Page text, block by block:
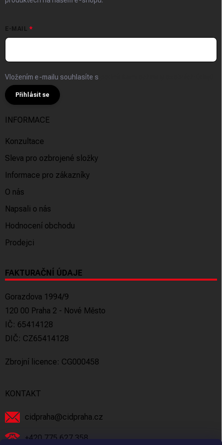
E-MAIL
Vložením e-mailu souhlasíte s
Přihlásit se
INFORMACE
Konzultace
Sleva pro ozbrojené složky
Informace pro zákazníky
O nás
Napsali o nás
Hodnocení obchodu
Prodejci
FAKTURAČNÍ ÚDAJE
Gorazdova 1994/9
120 00 Praha 2 - Nové Město
IČ: 65414128
DIČ: CZ65414128
Zbrojní licence: CG000458
KONTAKT
cidpraha@cidpraha.cz
+420 775 627 358